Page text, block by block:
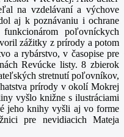
na vzdelávaní a výchove
aj k poznávaniu i ochrane
poľovníckych
zážitky z prírody a potom
a rybárstvo, v časopise pre
Revúcke listy. 8 zbierok
stretnutí poľovníkov,
prírody v okolí Mokrej
vyšlo knižne s ilustráciami
jeho knihy vyšli aj vo forme
pre nevidiacich Mateja